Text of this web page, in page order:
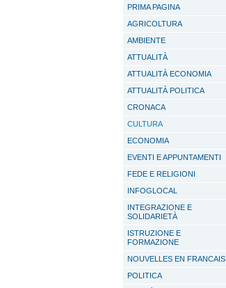
PRIMA PAGINA
AGRICOLTURA
AMBIENTE
ATTUALITÀ
ATTUALITÀ ECONOMIA
ATTUALITÀ POLITICA
CRONACA
CULTURA
ECONOMIA
EVENTI E APPUNTAMENTI
FEDE E RELIGIONI
INFOGLOCAL
INTEGRAZIONE E
SOLIDARIETÀ
ISTRUZIONE E
FORMAZIONE
NOUVELLES EN FRANCAIS
POLITICA